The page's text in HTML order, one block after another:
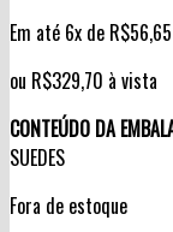
Em até 6x de R$56,65
ou R$329,70 à vista
CONTEÚDO DA
SUEDES
Fora de estoque